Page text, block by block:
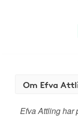
Om Efva
Efva Attling har